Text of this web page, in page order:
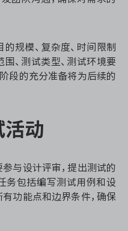
规模、复杂度、时间限制
、测试类型、测试环境要
段的充分准备将为后续的
活动
与设计评审，提出测试的
务包括编写测试用例和设
功能点和边界条件，确保